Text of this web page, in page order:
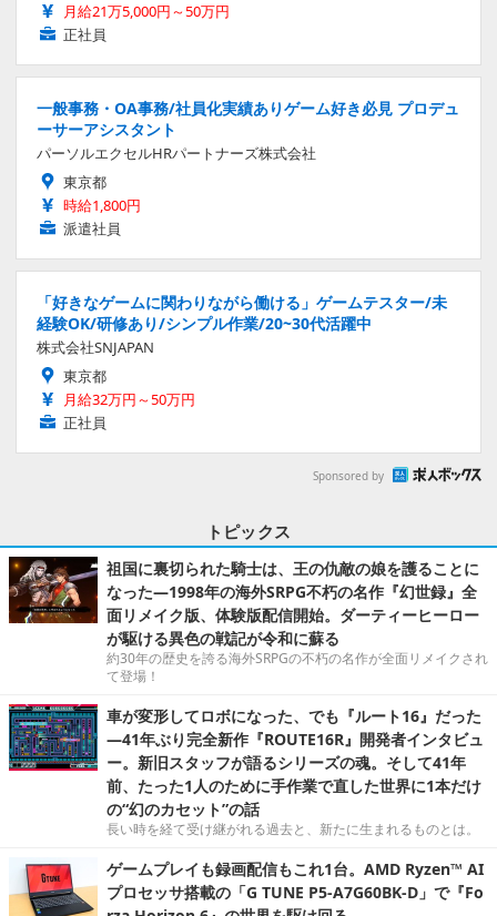
月給21万5,000円～50万円
正社員
一般事務・OA事務/社員化実績ありゲーム好き必見 プロデュ
ーサーアシスタント
パーソルエクセルHRパートナーズ株式会社
東京都
時給1,800円
派遣社員
「好きなゲームに関わりながら働ける」ゲームテスター/未
経験OK/研修あり/シンプル作業/20~30代活躍中
株式会社SNJAPAN
東京都
月給32万円～50万円
正社員
Sponsored by
トピックス
祖国に裏切られた騎士は、王の仇敵の娘を護ることに
なった―1998年の海外SRPG不朽の名作『幻世録』全
面リメイク版、体験版配信開始。ダーティーヒーロー
が駆ける異色の戦記が令和に蘇る
約30年の歴史を誇る海外SRPGの不朽の名作が全面リメイクされ
て登場！
車が変形してロボになった、でも『ルート16』だった
―41年ぶり完全新作『ROUTE16R』開発者インタビュ
ー。新旧スタッフが語るシリーズの魂。そして41年
前、たった1人のために手作業で直した世界に1本だけ
の“幻のカセット”の話
長い時を経て受け継がれる過去と、新たに生まれるものとは。
ゲームプレイも録画配信もこれ1台。AMD Ryzen™ AI
プロセッサ搭載の「G TUNE P5-A7G60BK-D」で『Fo